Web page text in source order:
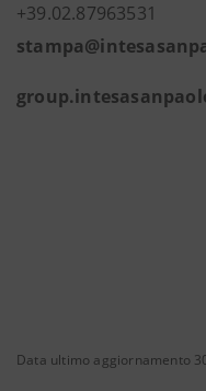
+39.02.87963531
Data ultimo aggiornamento